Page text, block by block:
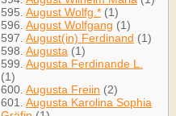
595. August Wolfg.* (1)
596. August Wolfgang (1)
597. August(in) Ferdinand (1)
598. Augusta (1)
599. Augusta Ferdinande L.
(1)
600. Augusta Freiin (2)
601. Augusta Karolina Sophia